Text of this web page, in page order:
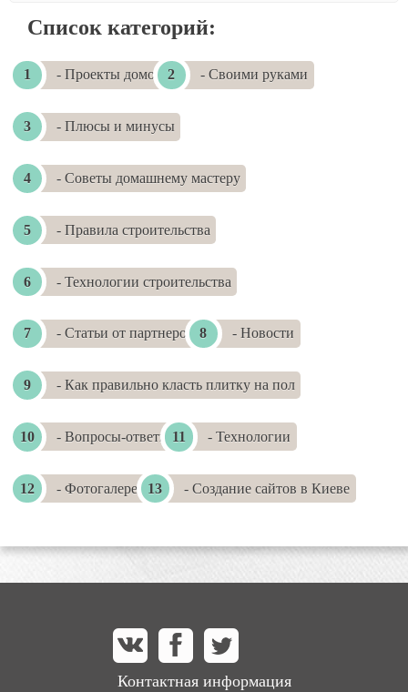
Список категорий:
- Проекты домов - Своими руками
- Плюсы и минусы
- Советы домашнему мастеру
- Правила строительства
- Технологии строительства
- Статьи от партнеров - Новости
- Как правильно класть плитку на пол
- Вопросы-ответы - Технологии
- Фотогалереи - Создание сайтов в Киеве
Контактная информация